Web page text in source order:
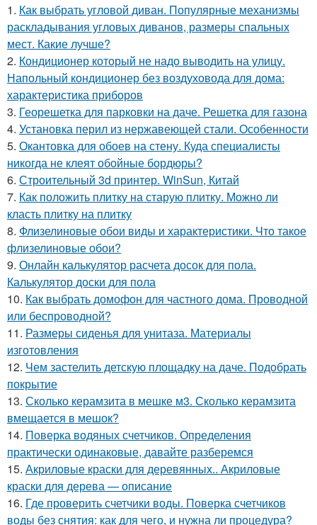
1. Как выбрать угловой диван. Популярные механизмы
раскладывания угловых диванов, размеры спальных
мест. Какие лучше?
2. Кондиционер который не надо выводить на улицу.
Напольный кондиционер без воздуховода для дома:
характеристика приборов
3. Георешетка для парковки на даче. Решетка для газона
4. Установка перил из нержавеющей стали. Особенности
5. Окантовка для обоев на стену. Куда специалисты
никогда не клеят обойные бордюры?
6. Строительный 3d принтер. WinSun, Китай
7. Как положить плитку на старую плитку. Можно ли
класть плитку на плитку
8. Флизелиновые обои виды и характеристики. Что такое
флизелиновые обои?
9. Онлайн калькулятор расчета досок для пола.
Калькулятор доски для пола
10. Как выбрать домофон для частного дома. Проводной
или беспроводной?
11. Размеры сиденья для унитаза. Материалы
изготовления
12. Чем застелить детскую площадку на даче. Подобрать
покрытие
13. Сколько керамзита в мешке м3. Сколько керамзита
вмещается в мешок?
14. Поверка водяных счетчиков. Определения
практически одинаковые, давайте разберемся
15. Акриловые краски для деревянных.. Акриловые
краски для дерева — описание
16. Где проверить счетчики воды. Поверка счетчиков
воды без снятия: как для чего, и нужна ли процедура?